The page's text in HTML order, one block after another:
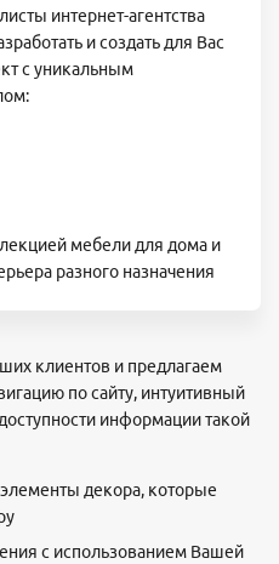
интернет-агентства
и создать для Вас
с уникальным
мебели для дома и
разного назначения
клиентов и предлагаем
по сайту, интуитивный
информации такой
декора, которые
с использованием Вашей